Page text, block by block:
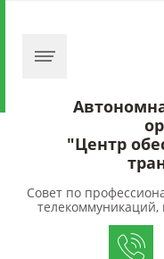
Совет по
телекоммуникаций,
"Центр